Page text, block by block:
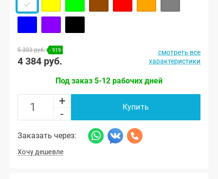
5 303 руб. - 919
4 384 руб.
смотреть все
характеристики
Под заказ 5-12 рабочих дней
+
-
Купить
Заказать через:
Хочу дешевле